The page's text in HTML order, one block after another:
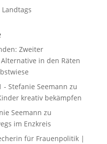
Zweiter
in den Räten
- Stefanie Seemann zu
kreativ bekämpfen
Seemann zu
im Enzkreis
für Frauenpolitik |